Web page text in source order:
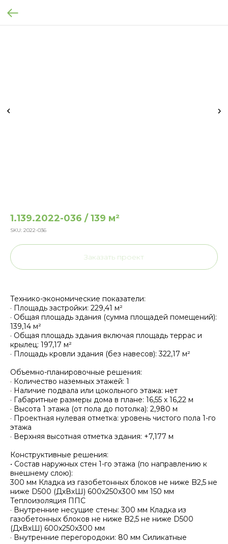
1.139.2022-036 / 139 м²
SKU: 2022-036
Заказать проект
Технико-экономические показатели:
· Площадь застройки: 229,41 м²
· Общая площадь здания (сумма площадей помещений):
139,14 м²
· Общая площадь здания включая площадь террас и
крылец: 197,17 м²
· Площадь кровли здания (без навесов): 322,17 м²
Объемно-планировочные решения:
· Количество наземных этажей: 1
· Наличие подвала или цокольного этажа: нет
· Габаритные размеры дома в плане: 16,55 х 16,22 м
· Высота 1 этажа (от пола до потолка): 2,980 м
· Проектная нулевая отметка: уровень чистого пола 1-го
этажа
· Верхняя высотная отметка здания: +7,177 м
Конструктивные решения:
• Состав наружных стен 1-го этажа (по направлению к
внешнему слою):
300 мм Кладка из газобетонных блоков не ниже B2,5 не
ниже D500 (ДхВхШ) 600х250х300 мм 150 мм
Теплоизоляция ППС
· Внутренние несущие стены: 300 мм Кладка из
газобетонных блоков не ниже B2,5 не ниже D500
(ДхВхШ) 600х250х300 мм
· Внутренние перегородоки: 80 мм Силикатные